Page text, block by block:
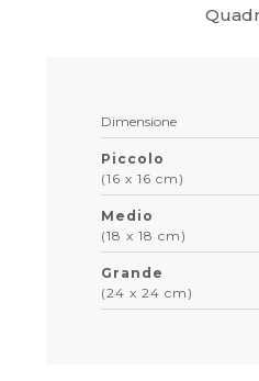
Dimensione
Piccolo
(16 x 16 cm)
Medio
(18 x 18 cm)
Grande
(24 x 24 cm)